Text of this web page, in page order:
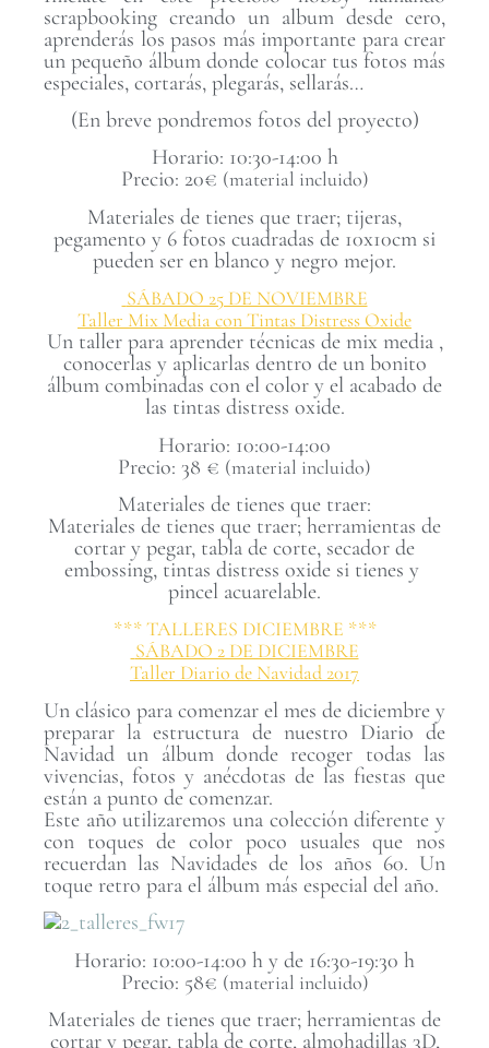
scrapbooking creando un album desde cero,
aprenderás los pasos más importante para crear
un pequeño álbum donde colocar tus fotos más
especiales, cortarás, plegarás, sellarás…
(En breve pondremos fotos del proyecto)
Horario: 10:30-14:00 h
Precio: 20€ (material incluido)
Materiales de tienes que traer; tijeras,
pegamento y 6 fotos cuadradas de 10x10cm si
pueden ser en blanco y negro mejor.
SÁBADO 25 DE NOVIEMBRE
Taller Mix Media con Tintas Distress Oxide
Un taller para aprender técnicas de mix media ,
conocerlas y aplicarlas dentro de un bonito
álbum combinadas con el color y el acabado de
las tintas distress oxide.
Horario: 10:00-14:00
Precio: 38 € (material incluido)
Materiales de tienes que traer:
Materiales de tienes que traer; herramientas de
cortar y pegar, tabla de corte, secador de
embossing, tintas distress oxide si tienes y
pincel acuarelable.
*** TALLERES DICIEMBRE ***
SÁBADO 2 DE DICIEMBRE
Taller Diario de Navidad 2017
Un clásico para comenzar el mes de diciembre y
preparar la estructura de nuestro Diario de
Navidad un álbum donde recoger todas las
vivencias, fotos y anécdotas de las fiestas que
están a punto de comenzar.
Este año utilizaremos una colección diferente y
con toques de color poco usuales que nos
recuerdan las Navidades de los años 60. Un
toque retro para el álbum más especial del año.
Horario: 10:00-14:00 h y de 16:30-19:30 h
Precio: 58€ (material incluido)
Materiales de tienes que traer; herramientas de
cortar y pegar, tabla de corte, almohadillas 3D,